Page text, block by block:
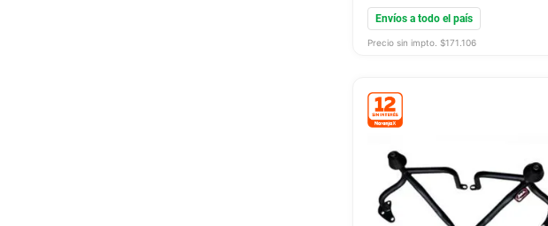
Envíos a todo el país
Precio sin impto. $171.106